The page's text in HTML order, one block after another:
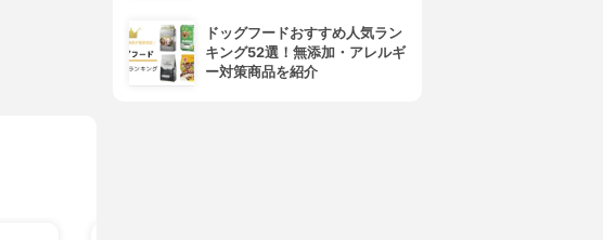
ドッグフードおすすめ人気ラン
キング52選！無添加・アレルギ
ー対策商品を紹介